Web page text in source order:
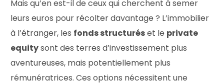
Mais qu’en est-il de ceux qui cherchent à semer
leurs euros pour récolter davantage ? L’immobilier
à l’étranger, les fonds structuréset le private
equitysont des terres d’investissement plus
aventureuses, mais potentiellement plus
rémunératrices. Ces options nécessitent une